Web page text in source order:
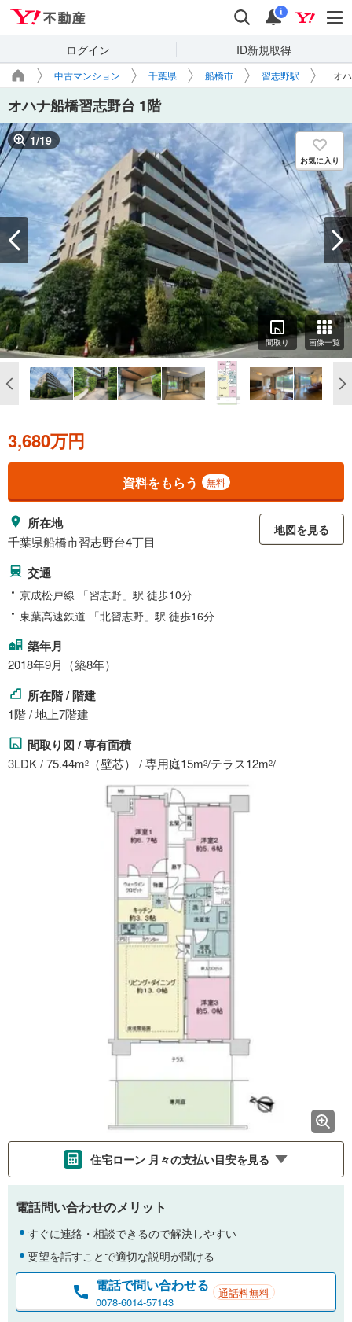
検索 通知
i
ログイン ID新規取得
中古マンション 千葉県 船橋市 習志野駅 オ
オハナ船橋習志野台 1階
1/19
お気に入り
間取り 画像一覧
3,680万円
資料をもらう 無料
所在地
千葉県船橋市習志野台4丁目
地図を見る
交通
京成松戸線 「習志野」駅 徒歩10分
東葉高速鉄道 「北習志野」駅 徒歩16分
築年月
2018年9月（築8年）
所在階 / 階建
1階 / 地上7階建
間取り図 / 専有面積
3LDK / 75.44m2 （壁芯） / 専用庭15m2/テラス12m2/
住宅ローン 月々の支払い目安を見る
支払いの目安をシミュレーションすることができます。
金利
0.01%
電話問い合わせのメリット
すぐに連絡・相談できるので解決しやすい
要望を話すことで適切な説明が聞ける
電話で問い合わせる
0078-6014-57143
通話料無料